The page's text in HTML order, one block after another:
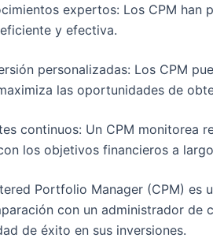
expertos: Los CPM
y efectiva.
personalizadas: Los CPM
las oportunidades de
continuos: Un CPM monitorea
los objetivos financieros a
Portfolio Manager (CPM)
con un administrador de
de éxito en sus inversiones.